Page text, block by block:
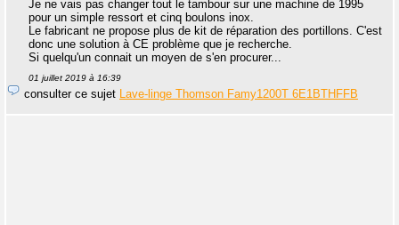
Je ne vais pas changer tout le tambour sur une machine de 1995
pour un simple ressort et cinq boulons inox.
Le fabricant ne propose plus de kit de réparation des portillons. C'est
donc une solution à CE problème que je recherche.
Si quelqu'un connait un moyen de s'en procurer...
01 juillet 2019 à 16:39
consulter ce sujet Lave-linge Thomson Famy1200T 6E1BTHFFB